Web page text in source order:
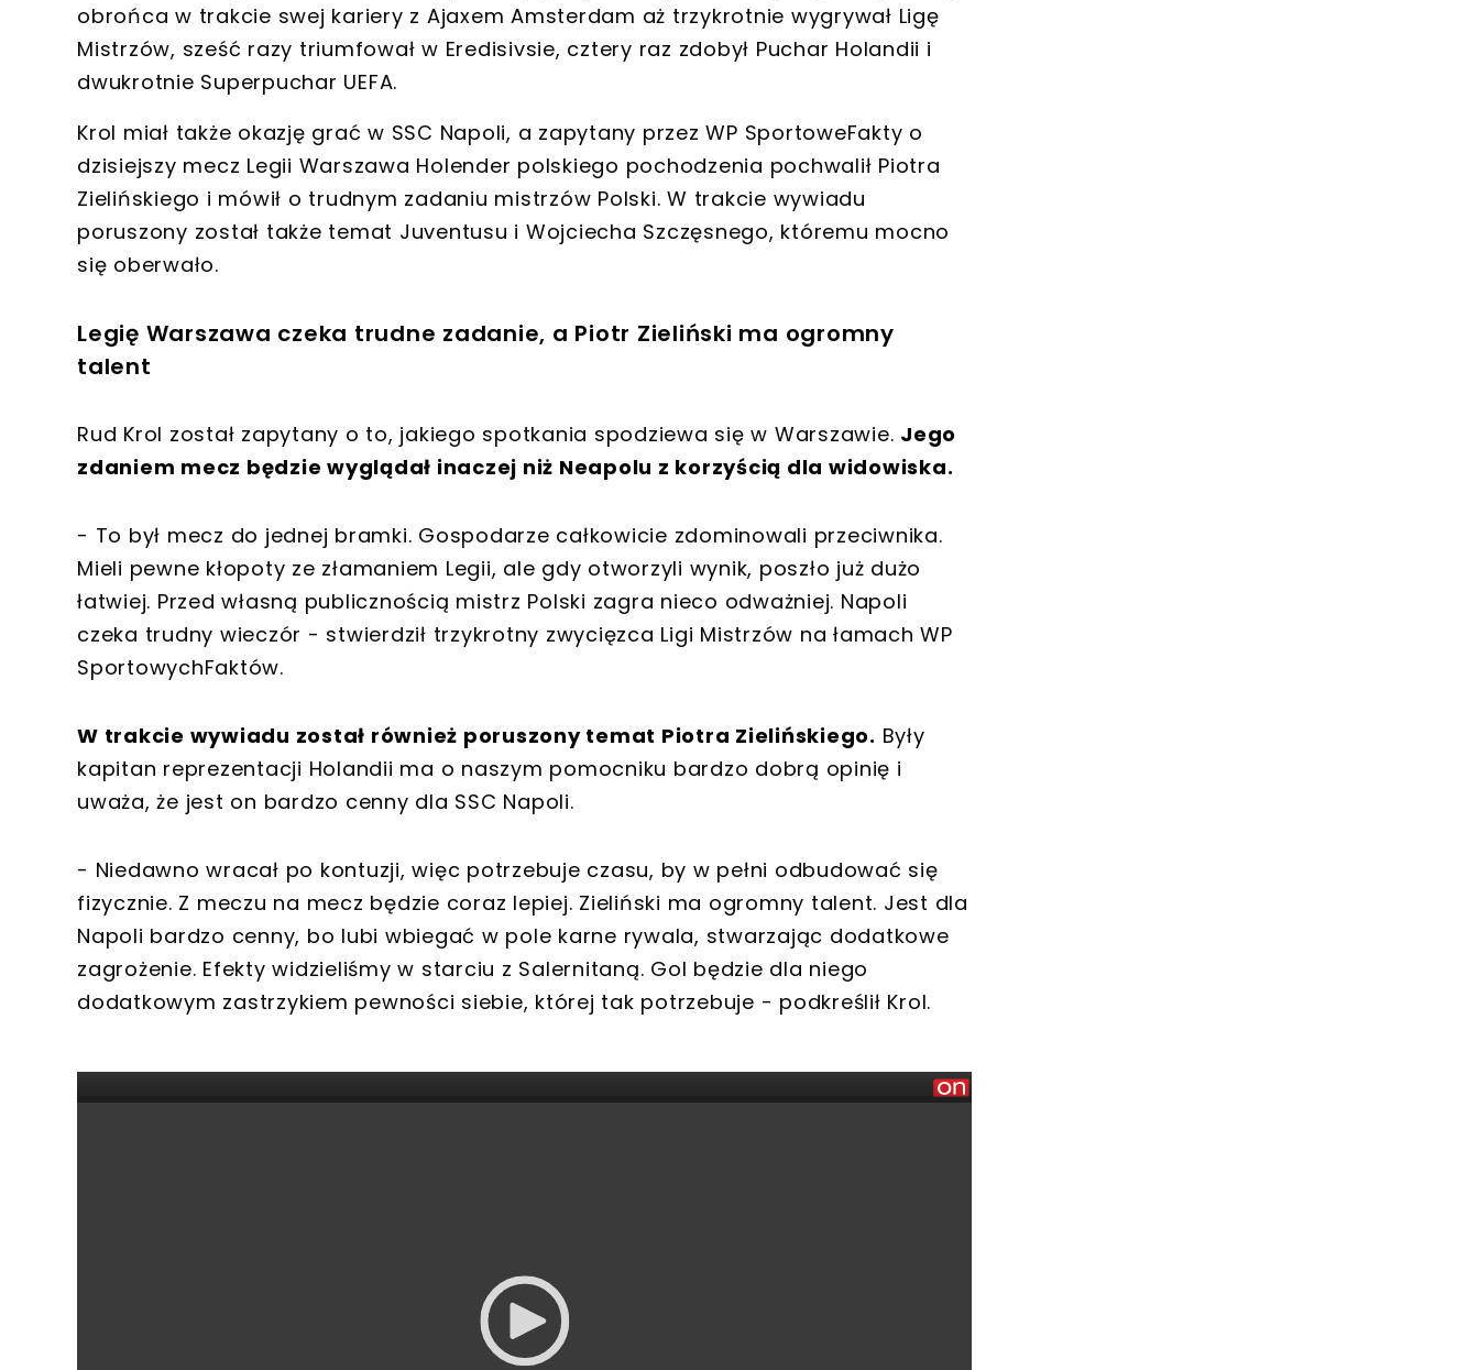
obrońca w trakcie swej kariery z Ajaxem Amsterdam aż trzykrotnie wygrywał Ligę
Mistrzów, sześć razy triumfował w Eredisivsie, cztery raz zdobył Puchar Holandii i
dwukrotnie Superpuchar UEFA.
Krol miał także okazję grać w SSC Napoli, a zapytany przez WP SportoweFakty o
dzisiejszy mecz Legii Warszawa Holender polskiego pochodzenia pochwalił Piotra
Zielińskiego i mówił o trudnym zadaniu mistrzów Polski. W trakcie wywiadu
poruszony został także temat Juventusu i Wojciecha Szczęsnego, któremu mocno
się oberwało.
Legię Warszawa czeka trudne zadanie, a Piotr Zieliński ma ogromny
talent
Rud Krol został zapytany o to, jakiego spotkania spodziewa się w Warszawie. Jego
zdaniem mecz będzie wyglądał inaczej niż Neapolu z korzyścią dla widowiska.
- To był mecz do jednej bramki. Gospodarze całkowicie zdominowali przeciwnika.
Mieli pewne kłopoty ze złamaniem Legii, ale gdy otworzyli wynik, poszło już dużo
łatwiej. Przed własną publicznością mistrz Polski zagra nieco odważniej. Napoli
czeka trudny wieczór - stwierdził trzykrotny zwycięzca Ligi Mistrzów na łamach WP
SportowychFaktów.
W trakcie wywiadu został również poruszony temat Piotra Zielińskiego. Były
kapitan reprezentacji Holandii ma o naszym pomocniku bardzo dobrą opinię i
uważa, że jest on bardzo cenny dla SSC Napoli.
- Niedawno wracał po kontuzji, więc potrzebuje czasu, by w pełni odbudować się
fizycznie. Z meczu na mecz będzie coraz lepiej. Zieliński ma ogromny talent. Jest dla
Napoli bardzo cenny, bo lubi wbiegać w pole karne rywala, stwarzając dodatkowe
zagrożenie. Efekty widzieliśmy w starciu z Salernitaną. Gol będzie dla niego
dodatkowym zastrzykiem pewności siebie, której tak potrzebuje - podkreślił Krol.